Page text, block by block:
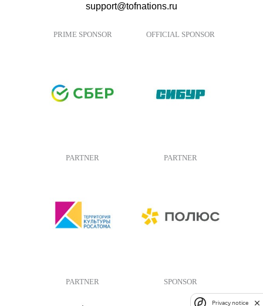
support@tofnations.ru
PRIME SPONSOR OFFICIAL SPONSOR
PARTNER PARTNER
PARTNER SPONSOR
Privacy notice